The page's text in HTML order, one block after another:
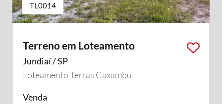
TL0014
Terreno em Loteamento
Jundiaí / SP
Loteamento Terras Caxambu
Venda